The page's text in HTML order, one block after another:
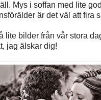
Mys i soffan med lite
är det väl att fira
lite bilder från vår stora
jag älskar dig!